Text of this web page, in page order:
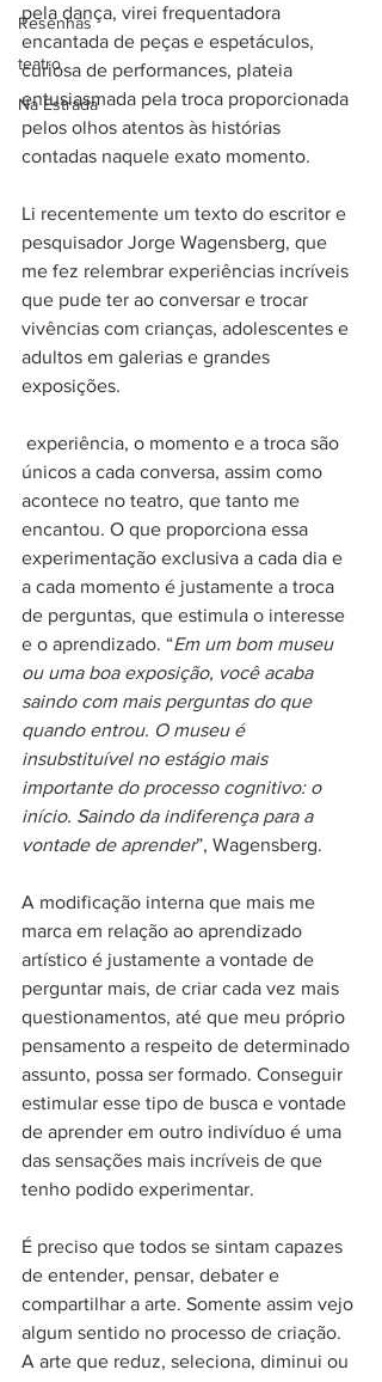
Resenhas
teatro
Na Estrada
pela dança, virei frequentadora
encantada de peças e espetáculos,
curiosa de performances, plateia
entusiasmada pela troca proporcionada
pelos olhos atentos às histórias
contadas naquele exato momento.
Li recentemente um texto do escritor e
pesquisador Jorge Wagensberg, que
me fez relembrar experiências incríveis
que pude ter ao conversar e trocar
vivências com crianças, adolescentes e
adultos em galerias e grandes
exposições.
únicos a cada conversa, assim como
acontece no teatro, que tanto me
encantou. O que proporciona essa
experimentação exclusiva a cada dia e
a cada momento é justamente a troca
de perguntas, que estimula o interesse
e o aprendizado. “Em um bom museu
ou uma boa exposição, você acaba
saindo com mais perguntas do que
quando entrou. O museu é
insubstituível no estágio mais
importante do processo cognitivo: o
início. Saindo da indiferença para a
vontade de aprender”, Wagensberg.
A modificação interna que mais me
marca em relação ao aprendizado
artístico é justamente a vontade de
perguntar mais, de criar cada vez mais
questionamentos, até que meu próprio
pensamento a respeito de determinado
assunto, possa ser formado. Conseguir
estimular esse tipo de busca e vontade
de aprender em outro indivíduo é uma
das sensações mais incríveis de que
tenho podido experimentar.
É preciso que todos se sintam capazes
de entender, pensar, debater e
compartilhar a arte. Somente assim vejo
algum sentido no processo de criação.
A arte que reduz, seleciona, diminui ou